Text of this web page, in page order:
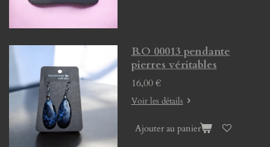
B.O 00013 pendante
pierres véritables
16,00 €
Voir les détails
Ajouter au panier